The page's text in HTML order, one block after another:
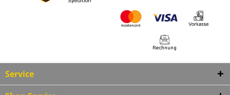
Service